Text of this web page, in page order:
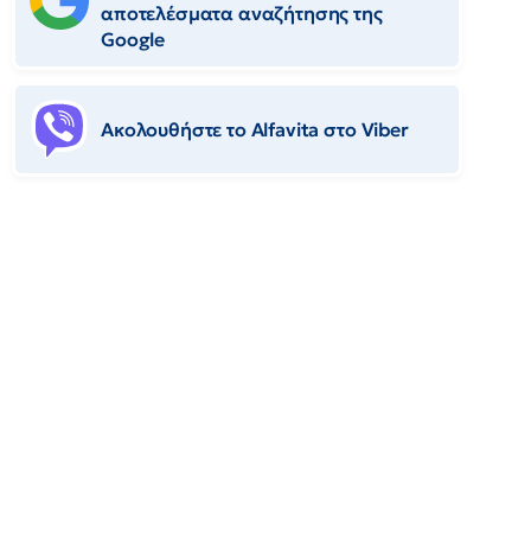
αποτελέσματα αναζήτησης της
Google
Ακολουθήστε το Αlfavita στο Viber